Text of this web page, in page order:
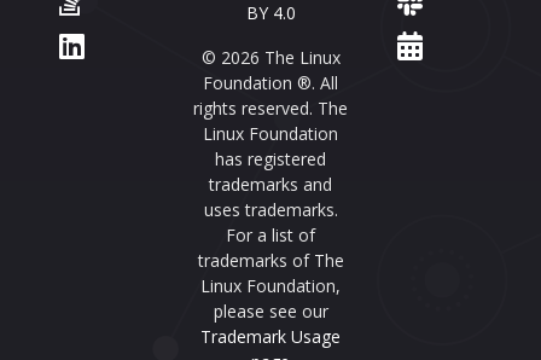
BY 4.0
© 2026 The Linux
Foundation ®. All
rights reserved. The
Linux Foundation
has registered
trademarks and
uses trademarks.
For a list of
trademarks of The
Linux Foundation,
please see our
Trademark Usage